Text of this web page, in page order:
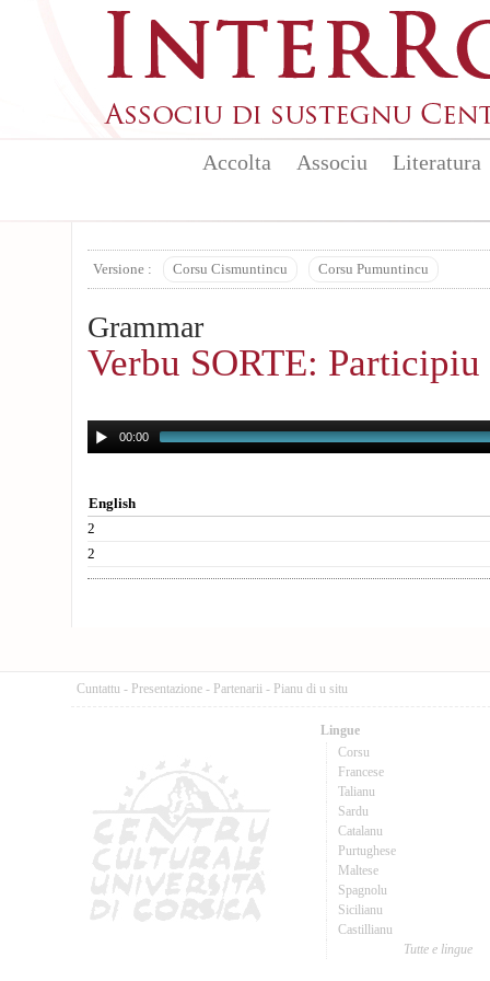
Accolta Associu Literatura
Versione : Corsu Cismuntincu Corsu Pumuntincu
Grammar
Verbu SORTE: Participiu
00:00
English
2
2
Cuntattu - Presentazione - Partenarii - Pianu di u situ
Lingue
Corsu
Francese
Talianu
Sardu
Catalanu
Purtughese
Maltese
Spagnolu
Sicilianu
Castillianu
Tutte e lingue